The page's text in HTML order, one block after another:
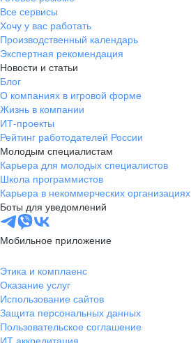
Все сервисы
Хочу у вас работать
Производственный календарь
Экспертная рекомендация
Новости и статьи
Блог
О компаниях в игровой форме
Жизнь в компании
ИТ-проекты
Рейтинг работодателей России
Молодым специалистам
Карьера для молодых специалистов
Школа программистов
Карьера в некоммерческих организациях
Боты для уведомлений
Мобильное приложение
Этика и комплаенс
Оказание услуг
Использование сайтов
Защита персональных данных
Пользовательское соглашение